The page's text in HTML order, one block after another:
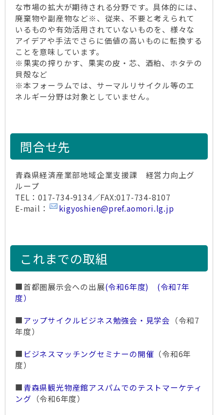
な市場の拡大が期待される分野です。具体的には、
廃棄物や副産物など※、従来、不要と考えられて
いるものや有効活用されていないものを、様々な
アイデアや手法でさらに価値の高いものに転換する
ことを意味しています。
※果実の搾りかす、果実の皮・芯、酒粕、ホタテの
貝殻など
※本フォーラムでは、サーマルリサイクル等のエ
ネルギー分野は対象としていません。
問合せ先
青森県経済産業部地域企業支援課 経営力向上グ
ループ
TEL：017-734-9134／FAX:017-734-8107
E-mail：
kigyoshien@pref.aomori.lg.jp
これまでの取組
■首都圏展示会への出展(令和6年度)
(令和7年
度）
■ アップサイクルビジネス勉強会・見学会 （令和7
年度）
■ ビジネスマッチングセミナーの開催 （令和6年
度）
■青森県観光物産館アスパムでのテストマーケティ
ング （令和6年度）